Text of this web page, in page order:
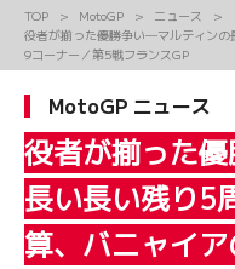
キ TOP MotoGP
ニュース
役者が揃った優勝争い─マルティン
9コーナー／第5戦フランスGP
MotoGP ニュース
役者が揃った
長い長い残り5
算、バニャイ